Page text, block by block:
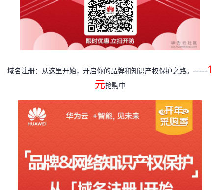
域名注册：从这里开始，开启你的品牌和知识产权保护之路。 -----1
元抢购中